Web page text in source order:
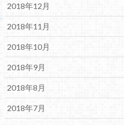
2018年12月
2018年11月
2018年10月
2018年9月
2018年8月
2018年7月